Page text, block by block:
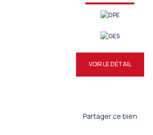
VOIR LE DÉTAIL
Partager ce bien